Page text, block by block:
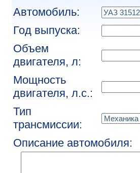
Автомобиль:
Год выпуска:
Объем
двигателя, л:
Мощность
двигателя, л.с.:
Тип
трансмиссии:
Описание автомобиля: